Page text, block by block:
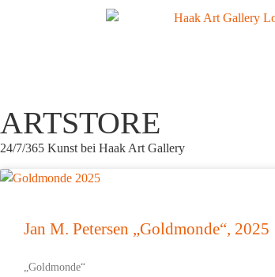
ARTSTORE
24/7/365 Kunst bei Haak Art Gallery
Jan M. Petersen „Goldmonde“, 2025
„Goldmonde“